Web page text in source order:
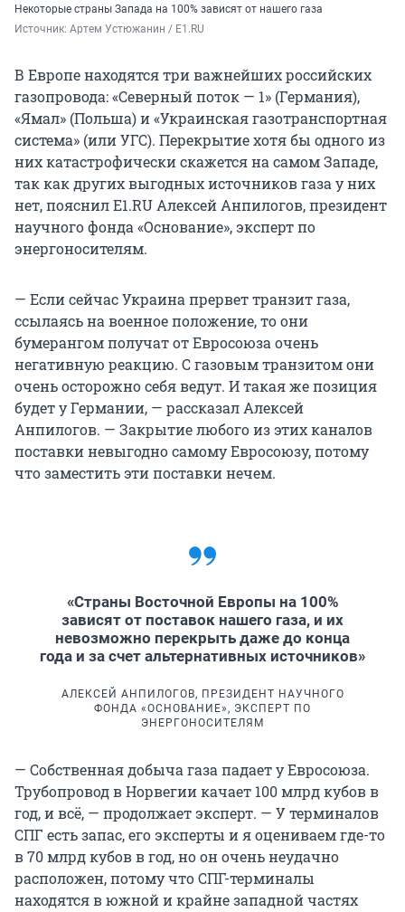
Некоторые страны Запада на 100% зависят от нашего газа
Источник: Артем Устюжанин / E1.RU
В Европе находятся три важнейших российских
газопровода: «Северный поток — 1» (Германия),
«Ямал» (Польша) и «Украинская газотранспортная
система» (или УГС). Перекрытие хотя бы одного из
них катастрофически скажется на самом Западе,
так как других выгодных источников газа у них
нет, пояснил E1.RU Алексей Анпилогов, президент
научного фонда «Основание», эксперт по
энергоносителям.
— Если сейчас Украина прервет транзит газа,
ссылаясь на военное положение, то они
бумерангом получат от Евросоюза очень
негативную реакцию. С газовым транзитом они
очень осторожно себя ведут. И такая же позиция
будет у Германии, — рассказал Алексей
Анпилогов. — Закрытие любого из этих каналов
поставки невыгодно самому Евросоюзу, потому
что заместить эти поставки нечем.
«Страны Восточной Европы на 100%
зависят от поставок нашего газа, и их
невозможно перекрыть даже до конца
года и за счет альтернативных источников»
АЛЕКСЕЙ АНПИЛОГОВ, ПРЕЗИДЕНТ НАУЧНОГО
ФОНДА «ОСНОВАНИЕ», ЭКСПЕРТ ПО
ЭНЕРГОНОСИТЕЛЯМ
— Собственная добыча газа падает у Евросоюза.
Трубопровод в Норвегии качает 100 млрд кубов в
год, и всё, — продолжает эксперт. — У терминалов
СПГ есть запас, его эксперты и я оцениваем где-то
в 70 млрд кубов в год, но он очень неудачно
расположен, потому что СПГ-терминалы
находятся в южной и крайне западной частях